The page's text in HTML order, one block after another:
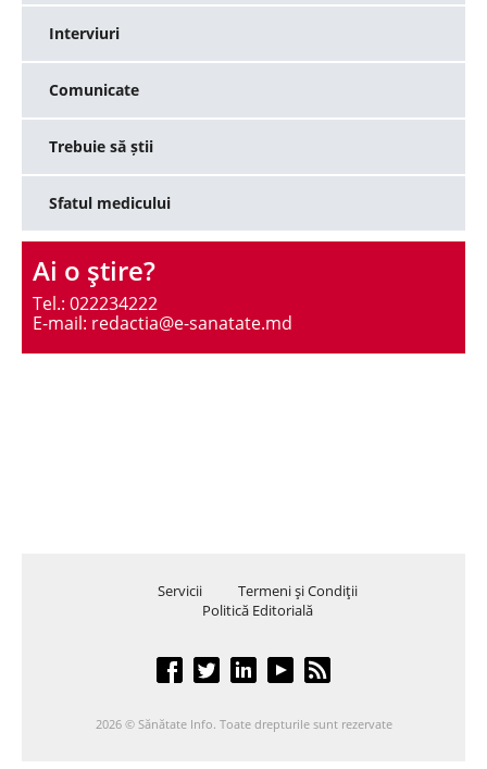
Interviuri
Comunicate
Trebuie să știi
Sfatul medicului
Ai o ştire?
Tel.: 022234222
E-mail: redactia@e-sanatate.md
Servicii
Termeni şi Condiţii
Politică Editorială
2026 © Sănătate Info. Toate drepturile sunt rezervate